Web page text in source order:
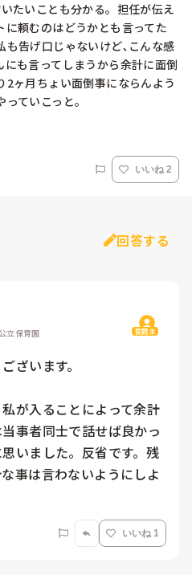
たいことも分かる。担任が伝え
頼むのはどうかとも言ってた
も告げ口じゃないけど､こんな感
も言ってしまうから余計に面倒
2ヶ月ちょい面倒事にならんよう
ていこっと。
いいね 2
回答する
立保育園 質問主
ざいます。
が入ることによって余計
事者同士で話せば良かっ
いました。反省です。残
事は言わないようにしよ
いいね 1